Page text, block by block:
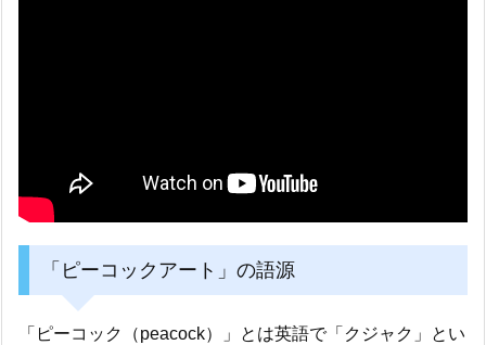
「ピーコックアート」の語源
「ピーコック（peacock）」とは英語で「クジャク」とい